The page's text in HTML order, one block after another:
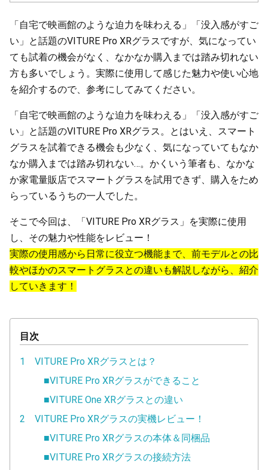
「自宅で映画館のような迫力を味わえる」「没入感がすご
い」と話題のVITURE Pro XRグラスですが、気になってい
ても試着の機会がなく、なかなか購入までは踏み切れない
方も多いでしょう。実際に使用して感じた魅力や使い心地
を紹介するので、参考にしてみてください。
「自宅で映画館のような迫力を味わえる」「没入感がすご
い」と話題のVITURE Pro XRグラス。とはいえ、スマート
グラスを試着できる機会も少なく、気になっていてもなか
なか購入までは踏み切れない…。かくいう筆者も、なかな
か家電量販店でスマートグラスを試用できず、購入をため
らっているうちの一人でした。
そこで今回は、「VITURE Pro XRグラス」を実際に使用
し、その魅力や性能をレビュー！
実際の使用感から日常に役立つ機能まで、前モデルとの比
較やほかのスマートグラスとの違いも解説しながら、紹介
していきます！
目次
1 VITURE Pro XRグラスとは？
■VITURE Pro XRグラスができること
■VITURE One XRグラスとの違い
2 VITURE Pro XRグラスの実機レビュー！
■VITURE Pro XRグラスの本体＆同梱品
■VITURE Pro XRグラスの接続方法